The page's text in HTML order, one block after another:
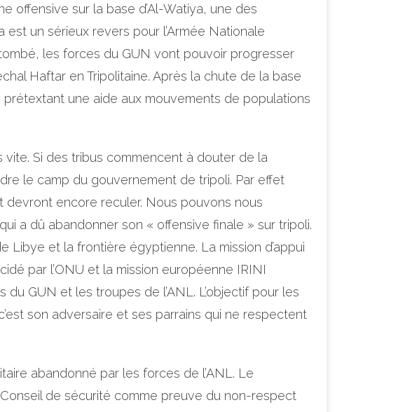
offensive sur la base d’Al-Watiya, une des
est un sérieux revers pour l’Armée Nationale
les forces du GUN vont pouvoir progresser
Haftar en Tripolitaine. Après la chute de la base
une aide aux mouvements de populations
Si des tribus commencent à douter de la
le camp du gouvernement de tripoli. Par effet
devront encore reculer. Nous pouvons nous
a dû abandonner son « offensive finale » sur tripoli.
Libye et la frontière égyptienne. La mission d’appui
par l’ONU et la mission européenne IRINI
GUN et les troupes de l’ANL. L’objectif pour les
son adversaire et ses parrains qui ne respectent
abandonné par les forces de l’ANL. Le
de sécurité comme preuve du non-respect